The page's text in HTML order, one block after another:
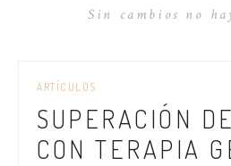
Sin cambios no
ARTÍCULOS
SUPERACIÓN
CON TERAPIA